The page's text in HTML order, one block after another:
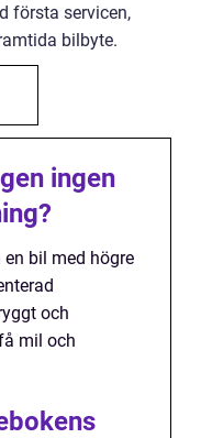
första servicen,
bilbyte.
ingen
bil med högre
och
mil och